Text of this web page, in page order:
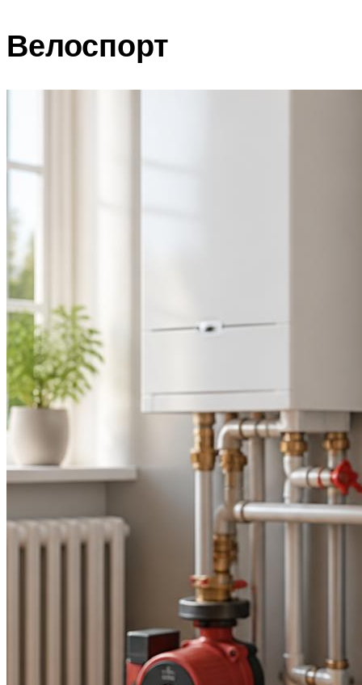
Велоспорт